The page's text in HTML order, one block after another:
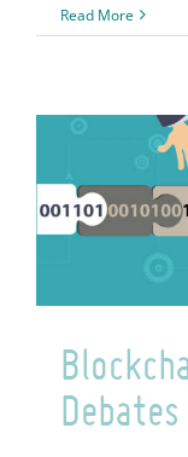
Read More
Debates